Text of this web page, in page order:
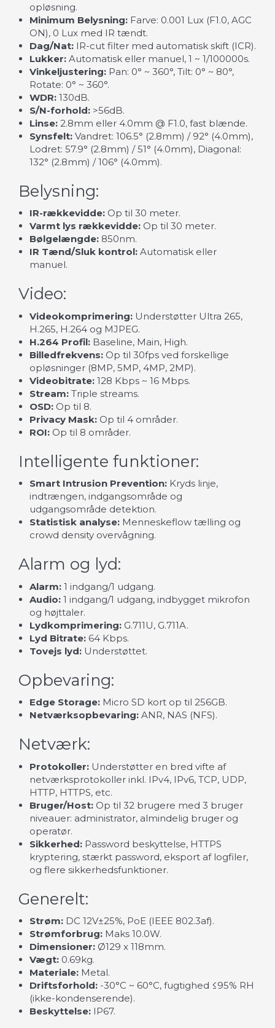
opløsning.
Minimum Belysning: Farve: 0.001 Lux (F1.0, AGC
ON), 0 Lux med IR tændt.
Dag/Nat: IR-cut filter med automatisk skift (ICR).
Lukker: Automatisk eller manuel, 1 ~ 1/100000s.
Vinkeljustering: Pan: 0° ~ 360°, Tilt: 0° ~ 80°,
Rotate: 0° ~ 360°.
WDR: 130dB.
S/N-forhold: >56dB.
Linse: 2.8mm eller 4.0mm @ F1.0, fast blænde.
Synsfelt: Vandret: 106.5° (2.8mm) / 92° (4.0mm),
Lodret: 57.9° (2.8mm) / 51° (4.0mm), Diagonal:
132° (2.8mm) / 106° (4.0mm).
Belysning:
IR-rækkevidde: Op til 30 meter.
Varmt lys rækkevidde: Op til 30 meter.
Bølgelængde: 850nm.
IR Tænd/Sluk kontrol: Automatisk eller
manuel.
Video:
Videokomprimering: Understøtter Ultra 265,
H.265, H.264 og MJPEG.
H.264 Profil: Baseline, Main, High.
Billedfrekvens: Op til 30fps ved forskellige
opløsninger (8MP, 5MP, 4MP, 2MP).
Videobitrate: 128 Kbps ~ 16 Mbps.
Stream: Triple streams.
OSD: Op til 8.
Privacy Mask: Op til 4 områder.
ROI: Op til 8 områder.
Intelligente funktioner:
Smart Intrusion Prevention: Kryds linje,
indtrængen, indgangsområde og
udgangsområde detektion.
Statistisk analyse: Menneskeflow tælling og
crowd density overvågning.
Alarm og lyd:
Alarm: 1 indgang/1 udgang.
Audio: 1 indgang/1 udgang, indbygget mikrofon
og højttaler.
Lydkomprimering: G.711U, G.711A.
Lyd Bitrate: 64 Kbps.
Tovejs lyd: Understøttet.
Opbevaring:
Edge Storage: Micro SD kort op til 256GB.
Netværksopbevaring: ANR, NAS (NFS).
Netværk:
Protokoller: Understøtter en bred vifte af
netværksprotokoller inkl. IPv4, IPv6, TCP, UDP,
HTTP, HTTPS, etc.
Bruger/Host: Op til 32 brugere med 3 bruger
niveauer: administrator, almindelig bruger og
operatør.
Sikkerhed: Password beskyttelse, HTTPS
kryptering, stærkt password, eksport af logfiler,
og flere sikkerhedsfunktioner.
Generelt:
Strøm: DC 12V±25%, PoE (IEEE 802.3af).
Strømforbrug: Maks 10.0W.
Dimensioner: Ø129 x 118mm.
Vægt: 0.69kg.
Materiale: Metal.
Driftsforhold: -30°C ~ 60°C, fugtighed ≤95% RH
(ikke-kondenserende).
Beskyttelse: IP67.